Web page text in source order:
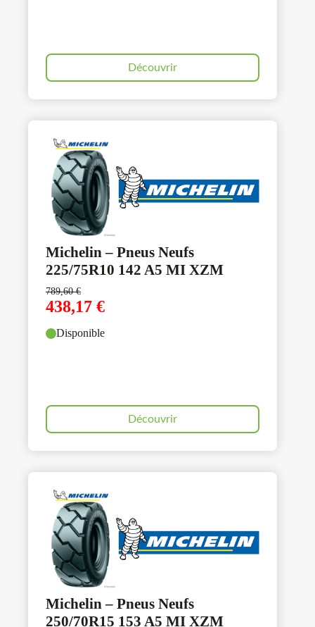
Découvrir
Michelin – Pneus Neufs
225/75R10 142 A5 MI XZM
789,60€
438,17 €
Disponible
Découvrir
Michelin – Pneus Neufs
250/70R15 153 A5 MI XZM